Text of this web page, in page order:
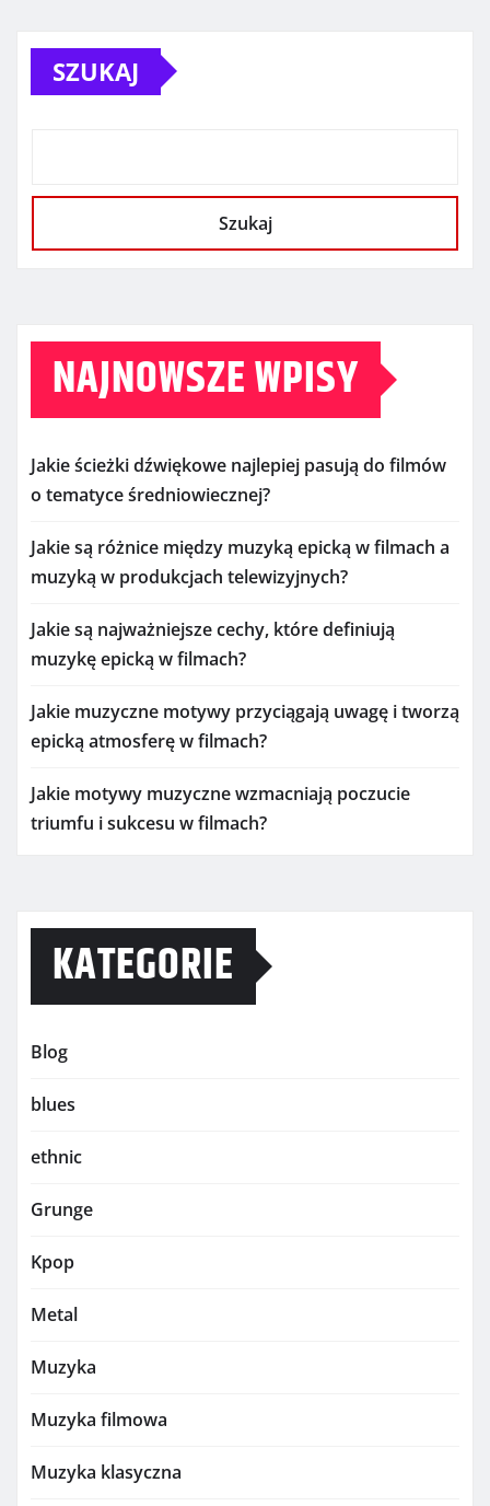
SZUKAJ
Szukaj
NAJNOWSZE WPISY
Jakie ścieżki dźwiękowe najlepiej pasują do filmów
o tematyce średniowiecznej?
Jakie są różnice między muzyką epicką w filmach a
muzyką w produkcjach telewizyjnych?
Jakie są najważniejsze cechy, które definiują
muzykę epicką w filmach?
Jakie muzyczne motywy przyciągają uwagę i tworzą
epicką atmosferę w filmach?
Jakie motywy muzyczne wzmacniają poczucie
triumfu i sukcesu w filmach?
KATEGORIE
Blog
blues
ethnic
Grunge
Kpop
Metal
Muzyka
Muzyka filmowa
Muzyka klasyczna